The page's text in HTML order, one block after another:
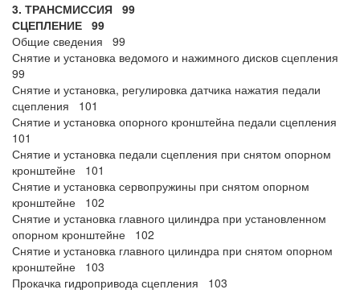
3. ТРАНСМИССИЯ 99
СЦЕПЛЕНИЕ 99
Общие сведения 99
Снятие и установка ведомого и нажимного дисков сцепления
99
Снятие и установка, регулировка датчика нажатия педали
сцепления 101
Снятие и установка опорного кронштейна педали сцепления
101
Снятие и установка педали сцепления при снятом опорном
кронштейне 101
Снятие и установка сервопружины при снятом опорном
кронштейне 102
Снятие и установка главного цилиндра при установленном
опорном кронштейне 102
Снятие и установка главного цилиндра при снятом опорном
кронштейне 103
Прокачка гидропривода сцепления 103